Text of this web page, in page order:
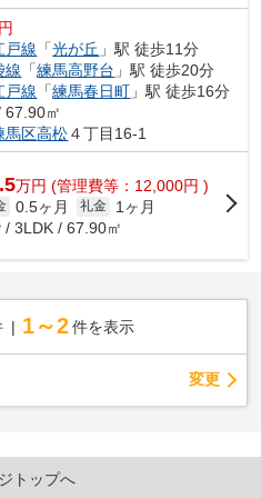
戸線 「光が丘 」駅 徒歩11分
線 「練馬高野台 」駅 徒歩20分
戸線 「練馬春日町 」駅 徒歩16分
67.90㎡
馬区高松４丁目16-1
万円 (管理費等：12,000円 )
0.5ヶ月 礼金
1ヶ月
/ 3LDK / 67.90㎡
1～2 件を表示
変更
トップへ